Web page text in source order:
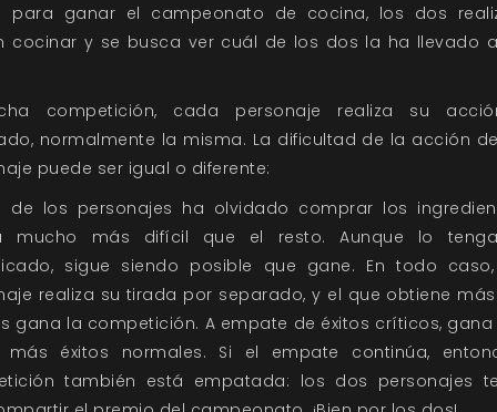
para ganar el campeonato de cocina, los dos
cocinar y se busca ver cuál de los dos la ha llevado
competición, cada personaje realiza su
normalmente la misma. La dificultad de la acción
puede ser igual o diferente:
de los personajes ha olvidado comprar los
mucho más difícil que el resto. Aunque lo
sigue siendo posible que gane. En todo
realiza su tirada por separado, y el que obtiene
gana la competición. A empate de éxitos críticos, gana
más éxitos normales. Si el empate continúa,
también está empatada: los dos personajes